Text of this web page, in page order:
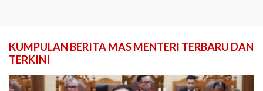
KUMPULAN BERITA MAS MENTERI TERBARU DAN
TERKINI